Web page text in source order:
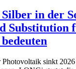
in der
Substitution
sinkt